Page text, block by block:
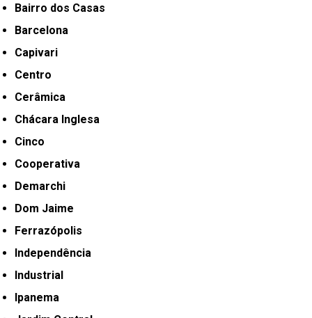
Bairro dos Casas
Barcelona
Capivari
Centro
Cerâmica
Chácara Inglesa
Cinco
Cooperativa
Demarchi
Dom Jaime
Ferrazópolis
Independência
Industrial
Ipanema